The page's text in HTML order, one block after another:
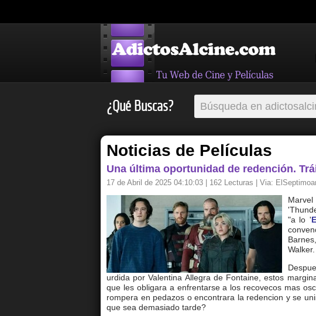
¿Qué Buscas?
Noticias de Películas
Una última oportunidad de redención.
17 de Abril de 2025 04:10:03 | 162 Lecturas | Via:
"a lo '
Walker.
urdida por Valentina Allegra de Fontaine, estos
que les obligara a enfrentarse a los recovecos mas
rompera en pedazos o encontrara la redencion y se
que sea demasiado tarde?